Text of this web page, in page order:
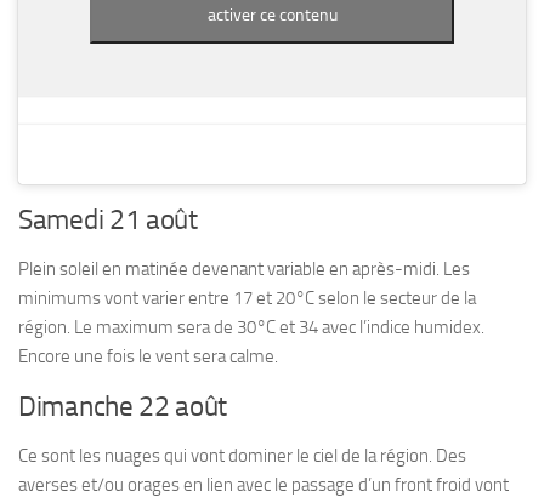
activer ce contenu
Samedi 21 août
Plein soleil en matinée devenant variable en après-midi. Les
minimums vont varier entre 17 et 20°C selon le secteur de la
région. Le maximum sera de 30°C et 34 avec l’indice humidex.
Encore une fois le vent sera calme.
Dimanche 22 août
Ce sont les nuages qui vont dominer le ciel de la région. Des
averses et/ou orages en lien avec le passage d’un front froid vont